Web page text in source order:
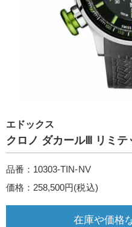
エドックス
クロノ ダカールⅢ リミテ
品番：10303-TIN-NV
価格：258,500円(税込)
在庫や価格